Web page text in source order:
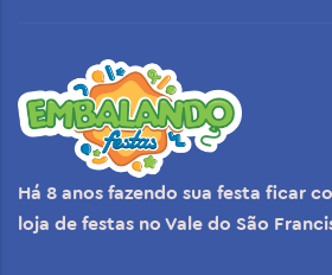
Há 8 anos fazendo sua festa ficar
loja de festas no Vale do São